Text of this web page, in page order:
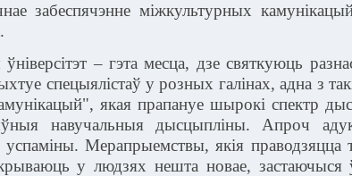
забеспячэнне міжкультурных
– гэта месца, дзе святкуюць
спецыялістаў у розных галінах, адна з
якая прапануе шырокі спектр
навучальныя дысцыпліны. Апроч
Мерапрыемствы, якія праводзяцца
у людзях нешта новае, застаючыся